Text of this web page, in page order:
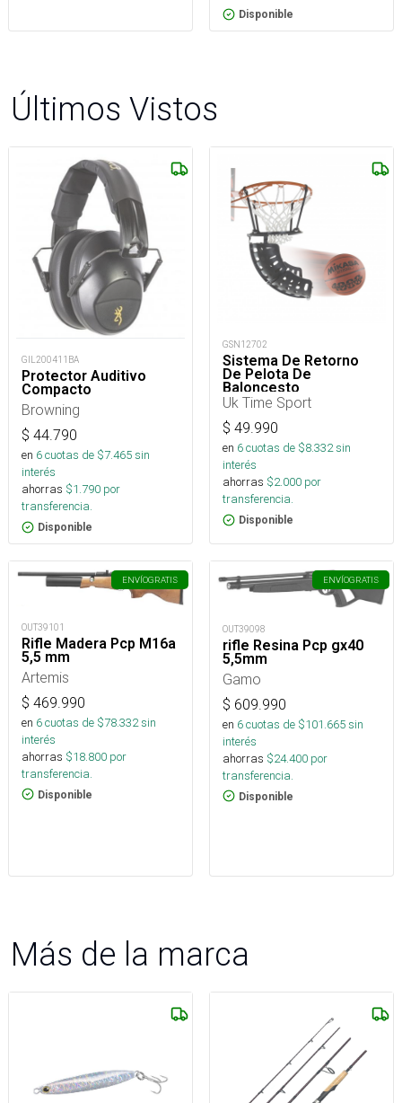
Disponible
Últimos Vistos
GIL200411BA
Protector Auditivo
Compacto
Browning
$ 44.790
en 6cuotas de $7.465sin
interés
ahorras $1.790 por
transferencia.
Disponible
GSN12702
Sistema De Retorno
De Pelota De
Baloncesto
Uk Time Sport
$ 49.990
en 6cuotas de $8.332sin
interés
ahorras $2.000 por
transferencia.
Disponible
ENVÍOGRATIS
OUT39101
Rifle Madera Pcp M16a
5,5 mm
Artemis
$ 469.990
en 6cuotas de $78.332sin
interés
ahorras $18.800 por
transferencia.
Disponible
ENVÍOGRATIS
OUT39098
rifle Resina Pcp gx40
5,5mm
Gamo
$ 609.990
en 6cuotas de $101.665sin
interés
ahorras $24.400 por
transferencia.
Disponible
Más de la marca